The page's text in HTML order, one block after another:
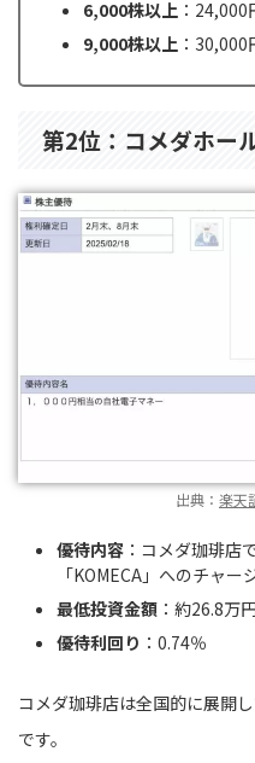
6,000株以上 ：
9,000株以上 ：
第2位：コメダホー
出典： 楽天
優待内容 ：コメダ珈琲店
「KOMECA」へのチャー
最低投資金額 ：約26.8万
優待利回り ：0.74％
コメダ珈琲店は全国的に展開
です。